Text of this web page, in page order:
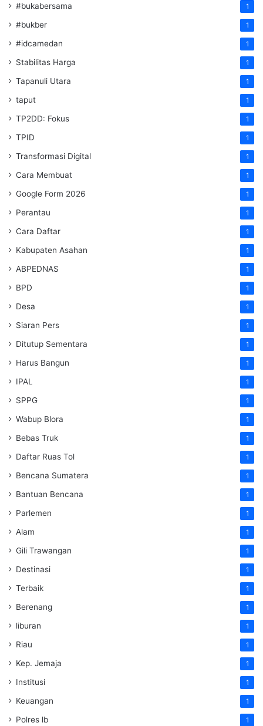
#bukabersama 1
#bukber 1
#idcamedan 1
Stabilitas Harga 1
Tapanuli Utara 1
taput 1
TP2DD: Fokus 1
TPID 1
Transformasi Digital 1
Cara Membuat 1
Google Form 2026 1
Perantau 1
Cara Daftar 1
Kabupaten Asahan 1
ABPEDNAS 1
BPD 1
Desa 1
Siaran Pers 1
Ditutup Sementara 1
Harus Bangun 1
IPAL 1
SPPG 1
Wabup Blora 1
Bebas Truk 1
Daftar Ruas Tol 1
Bencana Sumatera 1
Bantuan Bencana 1
Parlemen 1
Alam 1
Gili Trawangan 1
Destinasi 1
Terbaik 1
Berenang 1
liburan 1
Riau 1
Kep. Jemaja 1
Institusi 1
Keuangan 1
Polres lb 1